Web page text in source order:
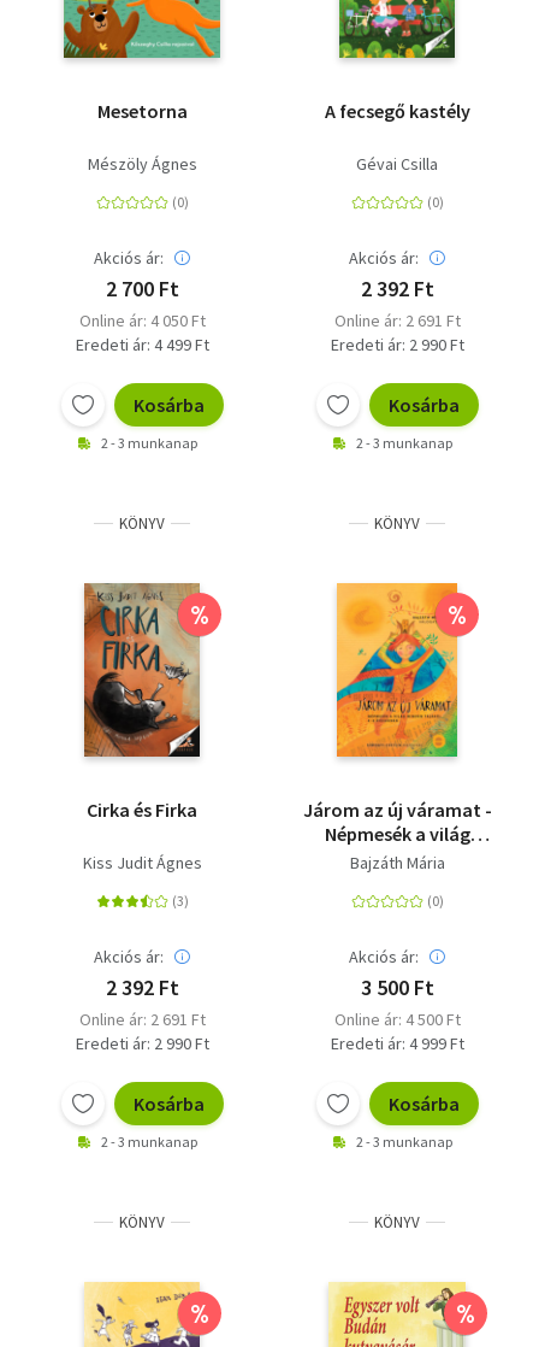
Mesetorna
Mészöly Ágnes
Akciós ár:
2 700 Ft
Online ár: 4 050 Ft
Eredeti ár: 4 499 Ft
Kosárba
2 - 3 munkanap
A fecsegő kastély
Gévai Csilla
Akciós ár:
2 392 Ft
Online ár: 2 691 Ft
Eredeti ár: 2 990 Ft
Kosárba
2 - 3 munkanap
KÖNYV
%
Cirka és Firka
Kiss Judit Ágnes
Akciós ár:
2 392 Ft
Online ár: 2 691 Ft
Eredeti ár: 2 990 Ft
Kosárba
2 - 3 munkanap
KÖNYV
%
Járom az új váramat -
Népmesék a világ
minden tájáról
Bajzáth Mária
Akciós ár:
3 500 Ft
Online ár: 4 500 Ft
Eredeti ár: 4 999 Ft
Kosárba
2 - 3 munkanap
KÖNYV
%
KÖNYV
%